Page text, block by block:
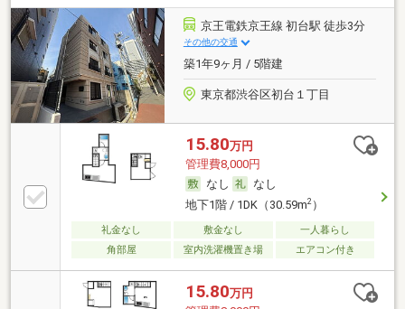
京王電鉄京王線 初台駅 徒歩3分
その他の交通
築1年9ヶ月 / 5階建
東京都渋谷区初台１丁目
15.80万円
管理費8,000円
なし
なし
地下1階 / 1DK（30.59m2）
礼金なし 敷金なし
一人暮らし
角部屋
室内洗濯機置き場 エアコン付き
15.80万円